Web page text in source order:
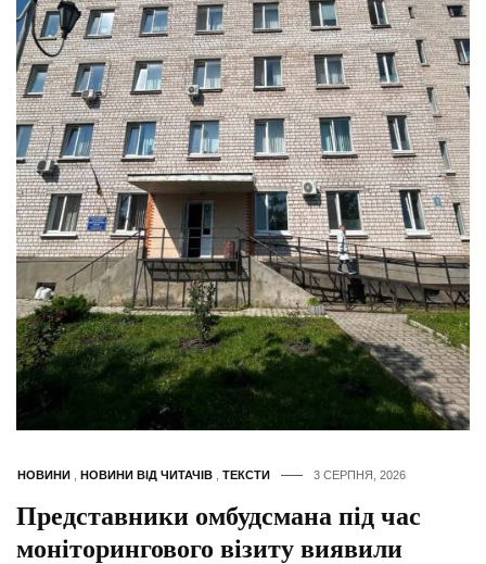
НОВИНИ НОВИНИ ВІД ЧИТАЧІВ ТЕКСТИ 3 СЕРПНЯ, 2026
Представники омбудсмана під час
моніторингового візиту виявили